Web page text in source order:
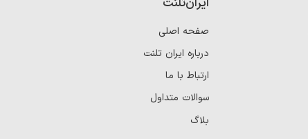
صفحه اصلی
درباره ایران تلنت
ارتباط با ما
سوالات متداول
بلاگ